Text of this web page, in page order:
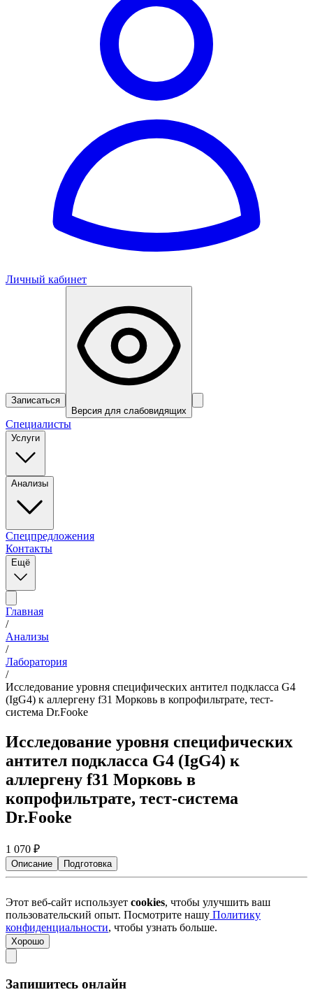
Личный кабинет
Записаться
Версия для слабовидящих
Специалисты
Услуги
Анализы
Спецпредложения
Контакты
Ещё
Главная
/
Анализы
/
Лаборатория
/
Исследование уровня специфических антител подкласса G4
(IgG4) к аллергену f31 Морковь в копрофильтрате, тест-
система Dr.Fooke
Исследование уровня специфических
антител подкласса G4 (IgG4) к
аллергену f31 Морковь в
копрофильтрате, тест-система
Dr.Fooke
1 070 ₽
Описание Подготовка
Этот веб-сайт использует cookies, чтобы улучшить ваш
пользовательский опыт. Посмотрите нашу Политику
конфиденциальности, чтобы узнать больше.
Хорошо
Запишитесь онлайн